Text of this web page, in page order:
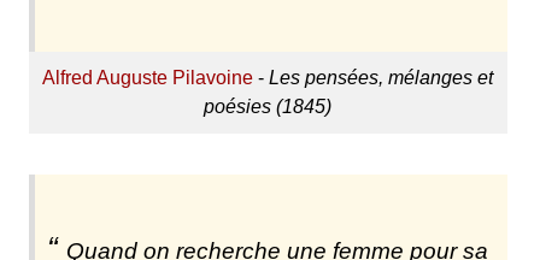
Alfred Auguste Pilavoine -Les pensées, mélanges et
poésies (1845)
Quand on recherche une femme pour sa